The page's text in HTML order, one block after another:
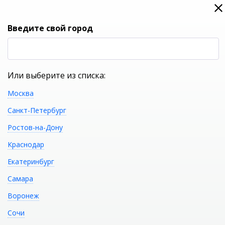
0
Акриловая ванна GEMY
G9060 O
Введите свой город
Или выберите из списка:
Москва
Санкт-Петербург
Ростов-на-Дону
Краснодар
Екатеринбург
Самара
Воронеж
Сочи